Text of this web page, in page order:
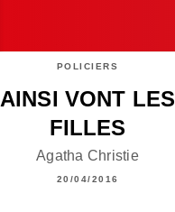
POLICIERS
AINSI VONT LES
FILLES
Agatha Christie
20/04/2016